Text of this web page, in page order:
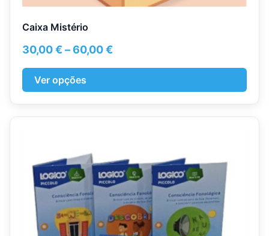
Caixa Mistério
30,00€ –60,00€
Ver opções